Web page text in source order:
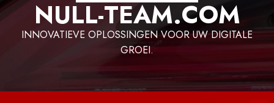
NULL-TEAM.COM
INNOVATIEVE OPLOSSINGEN VOOR UW DIGITALE
GROEI.